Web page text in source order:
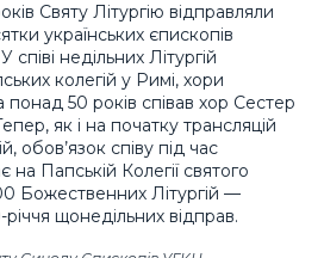
Святу Літургію відправляли
українських єпископів
співі недільних Літургій
колегій у Римі, хори
понад 50 років співав хор Сестер
як і на початку трансляцій
обов’язок співу під час
Папській Колегії святого
Божественних Літургій —
щонедільних відправ.